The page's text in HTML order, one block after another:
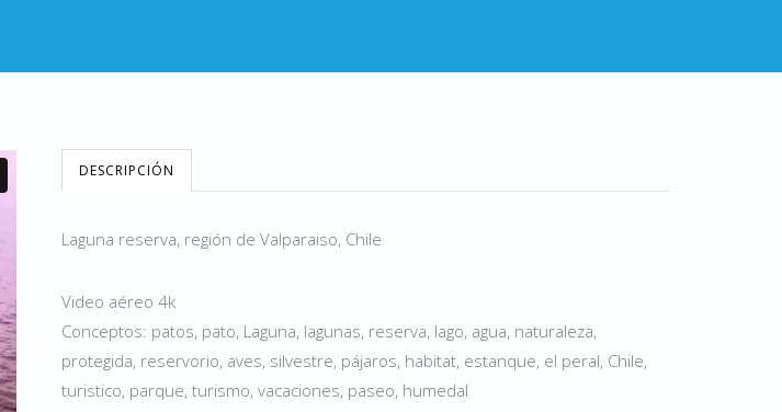
DESCRIPCIÓN
Laguna reserva, región de Valparaiso, Chile
Video aéreo 4k
Conceptos: patos, pato, Laguna, lagunas, reserva, lago, agua, naturaleza,
protegida, reservorio, aves, silvestre, pájaros, habitat, estanque, el peral, Chile,
turistico, parque, turismo, vacaciones, paseo, humedal